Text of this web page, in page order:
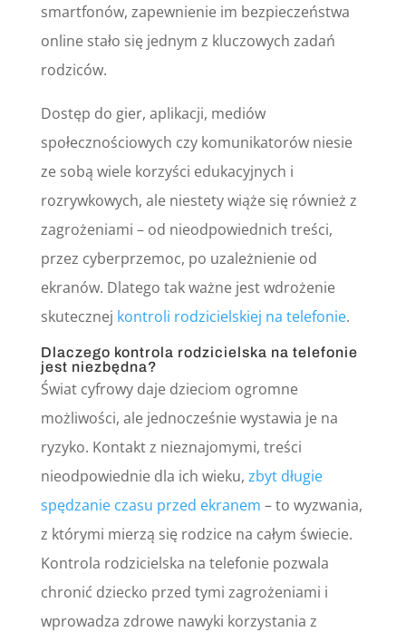
smartfonów, zapewnienie im bezpieczeństwa
online stało się jednym z kluczowych zadań
rodziców.
Dostęp do gier, aplikacji, mediów
społecznościowych czy komunikatorów niesie
ze sobą wiele korzyści edukacyjnych i
rozrywkowych, ale niestety wiąże się również z
zagrożeniami – od nieodpowiednich treści,
przez cyberprzemoc, po uzależnienie od
ekranów. Dlatego tak ważne jest wdrożenie
skutecznej kontroli rodzicielskiej na telefonie.
Dlaczego kontrola rodzicielska na telefonie
jest niezbędna?
Świat cyfrowy daje dzieciom ogromne
możliwości, ale jednocześnie wystawia je na
ryzyko. Kontakt z nieznajomymi, treści
nieodpowiednie dla ich wieku, zbyt długie
spędzanie czasu przed ekranem – to wyzwania,
z którymi mierzą się rodzice na całym świecie.
Kontrola rodzicielska na telefonie pozwala
chronić dziecko przed tymi zagrożeniami i
wprowadza zdrowe nawyki korzystania z